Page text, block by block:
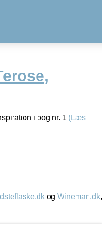
i bog nr. 1 (Læs
og Wineman.dk,